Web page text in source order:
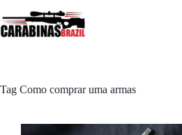
para
o
Tag Como comprar uma armas